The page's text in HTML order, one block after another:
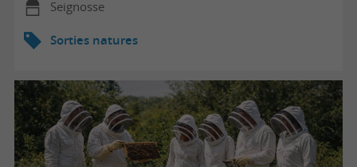
Seignosse
Sorties natures